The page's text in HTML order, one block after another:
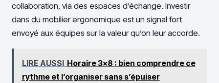
collaboration, via des espaces d’échange. Investir
dans du mobilier ergonomique est un signal fort
envoyé aux équipes sur la valeur qu’on leur accorde.
LIRE AUSSI Horaire 3x8 : bien comprendre ce
rythme et l’organiser sans s’épuiser